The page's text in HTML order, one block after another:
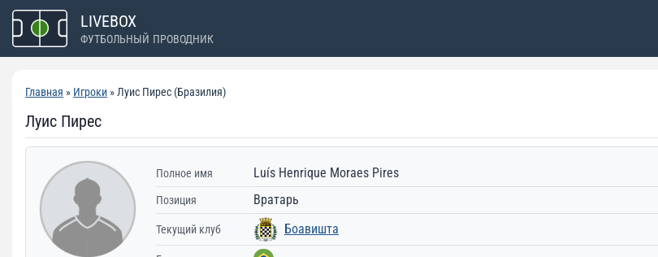
Перейти
содержимому
LIVEBOX
ФУТБОЛЬНЫЙ ПРОВОДНИК
Главная » Игроки » Луис Пирес (Бразилия)
Луис Пирес
Полное имя Luís Henrique Moraes Pires
Позиция Вратарь
Текущий клуб Боавишта